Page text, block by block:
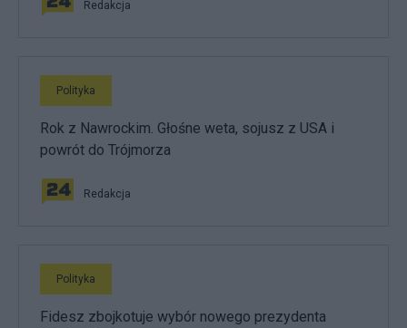
Redakcja
Polityka
Rok z Nawrockim. Głośne weta, sojusz z USA i
powrót do Trójmorza
Redakcja
Polityka
Fidesz zbojkotuje wybór nowego prezydenta